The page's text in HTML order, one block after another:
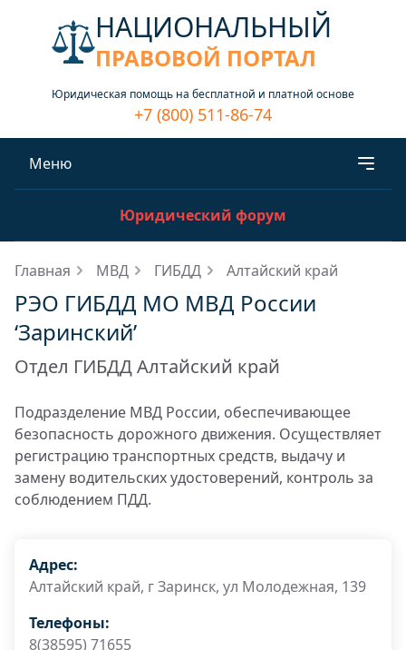
НАЦИОНАЛЬНЫЙ
ПРАВОВОЙ ПОРТАЛ
Юридическая помощь на бесплатной и платной основе
+7 (800) 511-86-74
Меню
Юридический форум
Главная МВД ГИБДД Алтайский край
РЭО ГИБДД МО МВД России
‘Заринский’
Отдел ГИБДД Алтайский край
Подразделение МВД России, обеспечивающее
безопасность дорожного движения. Осуществляет
регистрацию транспортных средств, выдачу и
замену водительских удостоверений, контроль за
соблюдением ПДД.
Адрес:
Алтайский край, г Заринск, ул Молодежная, 139
Телефоны:
8(38595) 71655